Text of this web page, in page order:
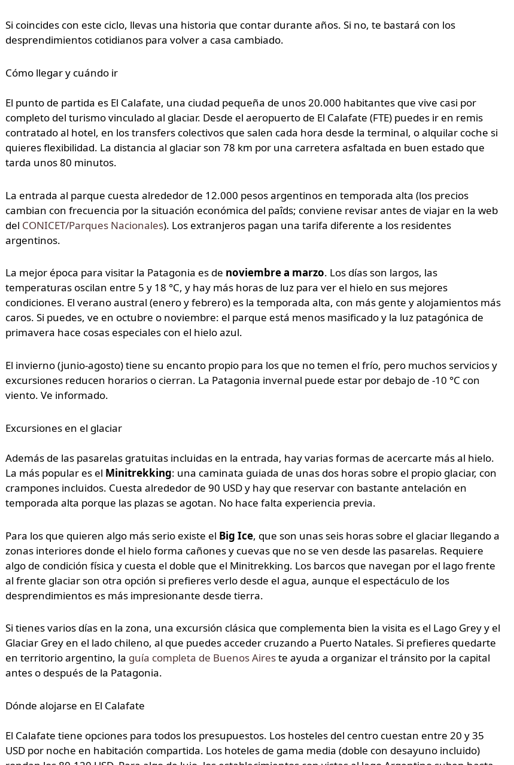
Si coincides con este ciclo, llevas una historia que contar durante años. Si no, te bastará con los
desprendimientos cotidianos para volver a casa cambiado.
Cómo llegar y cuándo ir
El punto de partida es El Calafate, una ciudad pequeña de unos 20.000 habitantes que vive casi por
completo del turismo vinculado al glaciar. Desde el aeropuerto de El Calafate (FTE) puedes ir en remis
contratado al hotel, en los transfers colectivos que salen cada hora desde la terminal, o alquilar coche si
quieres flexibilidad. La distancia al glaciar son 78 km por una carretera asfaltada en buen estado que
tarda unos 80 minutos.
La entrada al parque cuesta alrededor de 12.000 pesos argentinos en temporada alta (los precios
cambian con frecuencia por la situación económica del paîds; conviene revisar antes de viajar en la web
del CONICET/Parques Nacionales). Los extranjeros pagan una tarifa diferente a los residentes
argentinos.
La mejor época para visitar la Patagonia es de noviembre a marzo. Los días son largos, las
temperaturas oscilan entre 5 y 18 °C, y hay más horas de luz para ver el hielo en sus mejores
condiciones. El verano austral (enero y febrero) es la temporada alta, con más gente y alojamientos más
caros. Si puedes, ve en octubre o noviembre: el parque está menos masificado y la luz patagónica de
primavera hace cosas especiales con el hielo azul.
El invierno (junio-agosto) tiene su encanto propio para los que no temen el frío, pero muchos servicios y
excursiones reducen horarios o cierran. La Patagonia invernal puede estar por debajo de -10 °C con
viento. Ve informado.
Excursiones en el glaciar
Además de las pasarelas gratuitas incluidas en la entrada, hay varias formas de acercarte más al hielo.
La más popular es el Minitrekking: una caminata guiada de unas dos horas sobre el propio glaciar, con
crampones incluidos. Cuesta alrededor de 90 USD y hay que reservar con bastante antelación en
temporada alta porque las plazas se agotan. No hace falta experiencia previa.
Para los que quieren algo más serio existe el Big Ice, que son unas seis horas sobre el glaciar llegando a
zonas interiores donde el hielo forma cañones y cuevas que no se ven desde las pasarelas. Requiere
algo de condición física y cuesta el doble que el Minitrekking. Los barcos que navegan por el lago frente
al frente glaciar son otra opción si prefieres verlo desde el agua, aunque el espectáculo de los
desprendimientos es más impresionante desde tierra.
Si tienes varios días en la zona, una excursión clásica que complementa bien la visita es el Lago Grey y el
Glaciar Grey en el lado chileno, al que puedes acceder cruzando a Puerto Natales. Si prefieres quedarte
en territorio argentino, la guía completa de Buenos Aireste ayuda a organizar el tránsito por la capital
antes o después de la Patagonia.
Dónde alojarse en El Calafate
El Calafate tiene opciones para todos los presupuestos. Los hosteles del centro cuestan entre 20 y 35
USD por noche en habitación compartida. Los hoteles de gama media (doble con desayuno incluido)